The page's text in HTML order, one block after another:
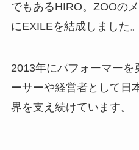
でもあるHIRO。ZOOの
にEXILEを結成しました。
2013年にパフォーマーを
ーサーや経営者として日
界を支え続けています。